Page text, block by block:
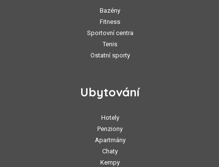
Bazény
Fitness
Sportovní centra
Tenis
Ostatní sporty
Ubytování
Hotely
Penziony
Apartmány
Chaty
Kempy